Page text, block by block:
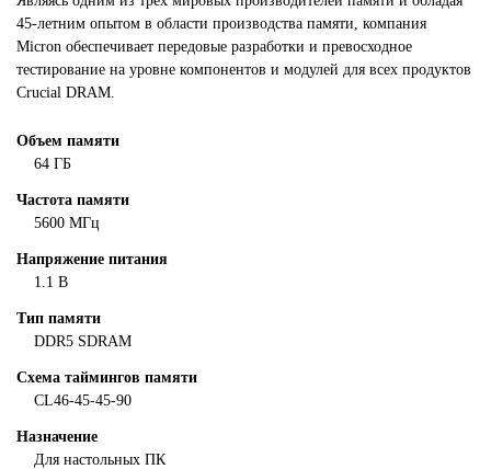
45-летним опытом в области производства памяти, компания
Micron обеспечивает передовые разработки и превосходное
тестирование на уровне компонентов и модулей для всех продуктов
Crucial DRAM.
Объем памяти
64 ГБ
Частота памяти
5600 МГц
Напряжение питания
1.1 В
Тип памяти
DDR5 SDRAM
Схема таймингов памяти
CL46-45-45-90
Назначение
Для настольных ПК